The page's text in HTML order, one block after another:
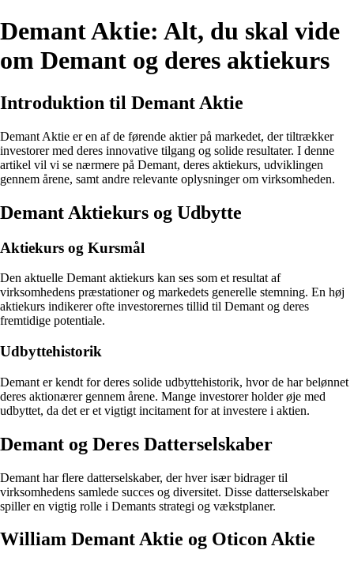
Demant Aktie: Alt, du skal vide
om Demant og deres aktiekurs
Introduktion til Demant Aktie
Demant Aktie er en af de førende aktier på markedet, der tiltrækker
investorer med deres innovative tilgang og solide resultater. I denne
artikel vil vi se nærmere på Demant, deres aktiekurs, udviklingen
gennem årene, samt andre relevante oplysninger om virksomheden.
Demant Aktiekurs og Udbytte
Aktiekurs og Kursmål
Den aktuelle Demant aktiekurs kan ses som et resultat af
virksomhedens præstationer og markedets generelle stemning. En høj
aktiekurs indikerer ofte investorernes tillid til Demant og deres
fremtidige potentiale.
Udbyttehistorik
Demant er kendt for deres solide udbyttehistorik, hvor de har belønnet
deres aktionærer gennem årene. Mange investorer holder øje med
udbyttet, da det er et vigtigt incitament for at investere i aktien.
Demant og Deres Datterselskaber
Demant har flere datterselskaber, der hver især bidrager til
virksomhedens samlede succes og diversitet. Disse datterselskaber
spiller en vigtig rolle i Demants strategi og vækstplaner.
William Demant Aktie og Oticon Aktie